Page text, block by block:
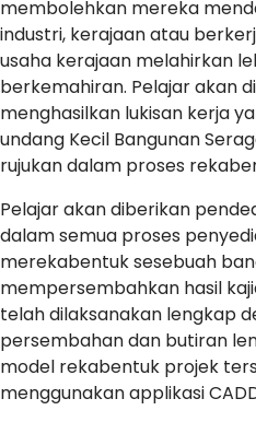
membolehkan mereka
industri, kerajaan atau
usaha kerajaan melahirkan
berkemahiran. Pelajar akan
menghasilkan lukisan kerja
undang Kecil Bangunan
rujukan dalam proses
Pelajar akan diberikan
dalam semua proses
merekabentuk sesebuah
mempersembahkan hasil
telah dilaksanakan lengkap
persembahan dan butiran
model rekabentuk projek
menggunakan applikasi